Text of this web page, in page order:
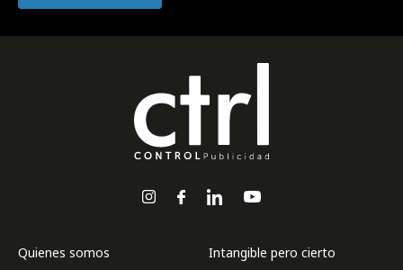
Quienes somos
Intangible pero cierto